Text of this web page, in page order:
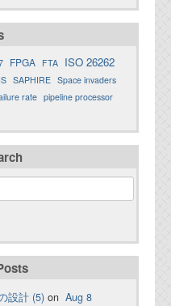
FPGA FTA ISO 26262
SAPHIRE Space invaders
rate pipeline processor
設計 (5) on Aug 8